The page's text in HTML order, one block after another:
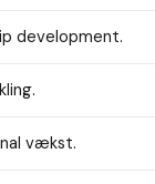
development.
vækst.